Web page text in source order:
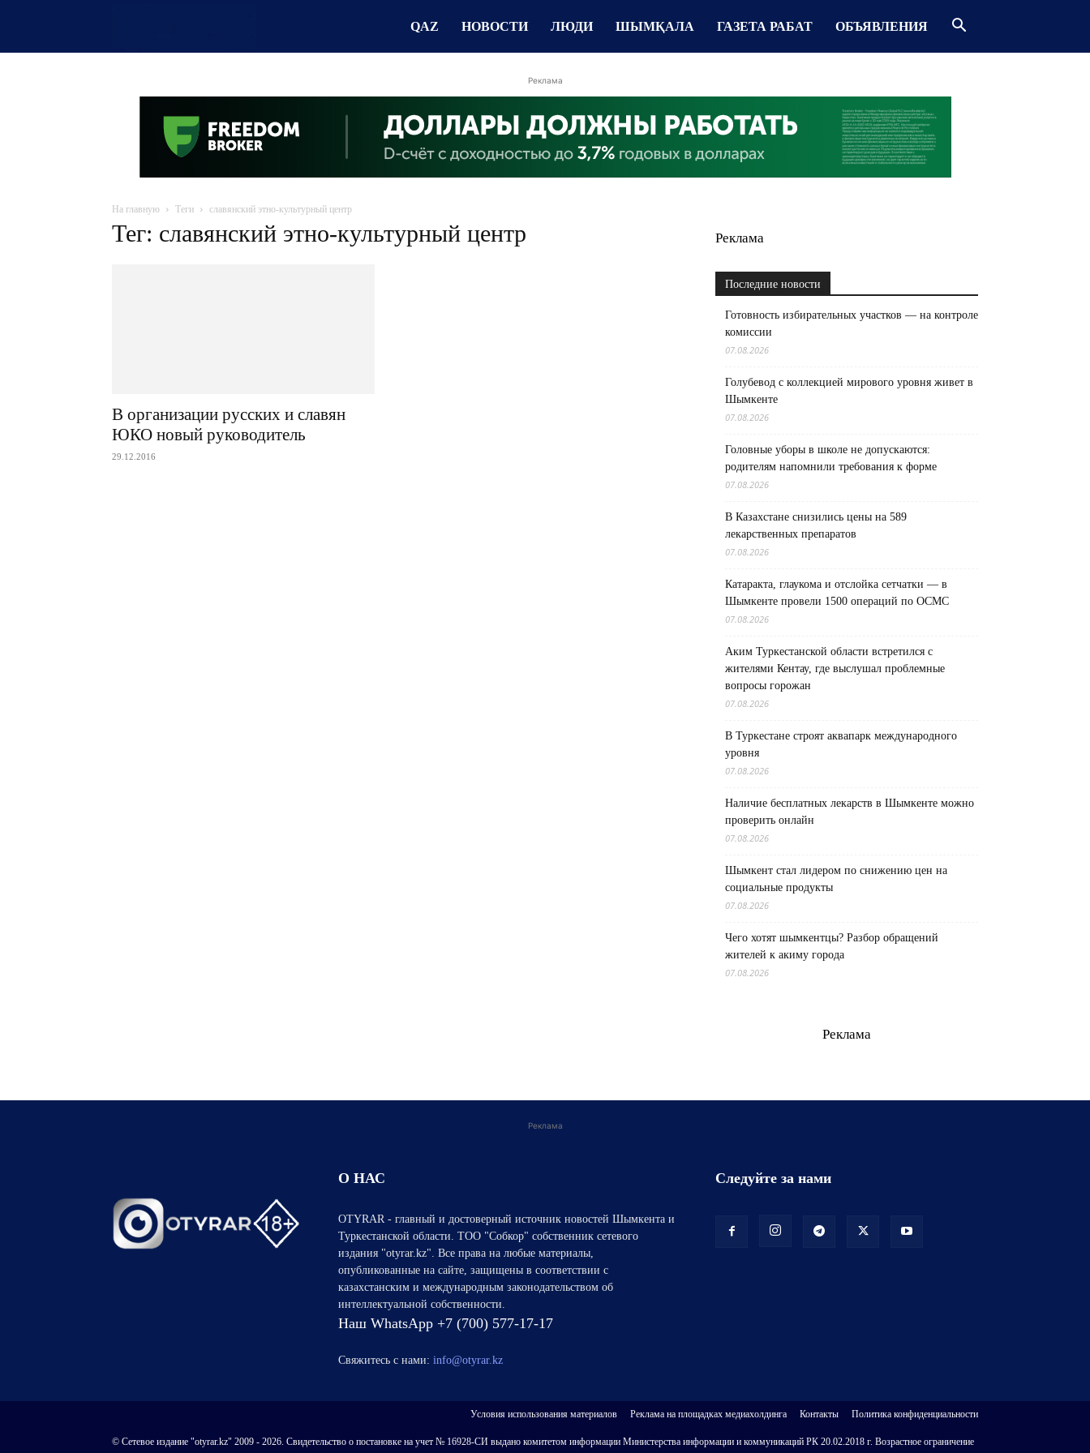
QAZ НОВОСТИ ЛЮДИ ШЫМҚАЛА ГАЗЕТА РАБАТ ОБЪЯВЛЕНИЯ
Реклама
На главную Теги славянский этно-культурный центр
Тег: славянский этно-культурный центр
В организации русских и славян
ЮКО новый руководитель
29.12.2016
Реклама
Последние новости
Готовность избирательных участков — на контроле
комиссии
07.08.2026
Голубевод с коллекцией мирового уровня живет в
Шымкенте
07.08.2026
Головные уборы в школе не допускаются:
родителям напомнили требования к форме
07.08.2026
В Казахстане снизились цены на 589
лекарственных препаратов
07.08.2026
Катаракта, глаукома и отслойка сетчатки — в
Шымкенте провели 1500 операций по ОСМС
07.08.2026
Аким Туркестанской области встретился с
жителями Кентау, где выслушал проблемные
вопросы горожан
07.08.2026
В Туркестане строят аквапарк международного
уровня
07.08.2026
Наличие бесплатных лекарств в Шымкенте можно
проверить онлайн
07.08.2026
Шымкент стал лидером по снижению цен на
социальные продукты
07.08.2026
Чего хотят шымкентцы? Разбор обращений
жителей к акиму города
07.08.2026
Реклама
Реклама
О НАС
OTYRAR - главный и достоверный источник новостей Шымкента и
Туркестанской области. ТОО "Собкор" собственник сетевого
издания "otyrar.kz". Все права на любые материалы,
опубликованные на сайте, защищены в соответствии с
казахстанским и международным законодательством об
интеллектуальной собственности.
Наш WhatsApp +7 (700) 577-17-17
Свяжитесь с нами: info@otyrar.kz
Следуйте за нами
Условия использования материалов Реклама на площадках медиахолдинга Контакты Политика конфиденциальности
© Сетевое издание "otyrar.kz" 2009 - 2026. Свидетельство о постановке на учет № 16928-СИ выдано комитетом информации Министерства информации и коммуникаций РК 20.02.2018 г. Возрастное ограничение